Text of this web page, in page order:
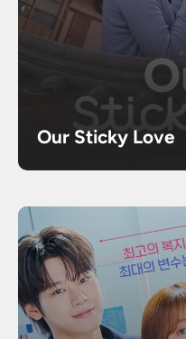
Our Sticky Love